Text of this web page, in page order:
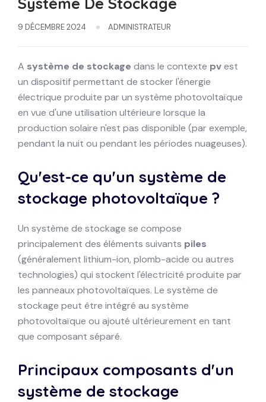
9 DÉCEMBRE 2024 ADMINISTRATEUR
A système de stockage dans le contexte pvest
un dispositif permettant de stocker l'énergie
électrique produite par un système photovoltaïque
en vue d'une utilisation ultérieure lorsque la
production solaire n'est pas disponible (par exemple,
pendant la nuit ou pendant les périodes nuageuses).
Qu'est-ce qu'un système de
stockage photovoltaïque ?
Un système de stockage se compose
principalement des éléments suivants piles
(généralement lithium-ion, plomb-acide ou autres
technologies) qui stockent l'électricité produite par
les panneaux photovoltaïques. Le système de
stockage peut être intégré au système
photovoltaïque ou ajouté ultérieurement en tant
que composant séparé.
Principaux composants d'un
système de stockage